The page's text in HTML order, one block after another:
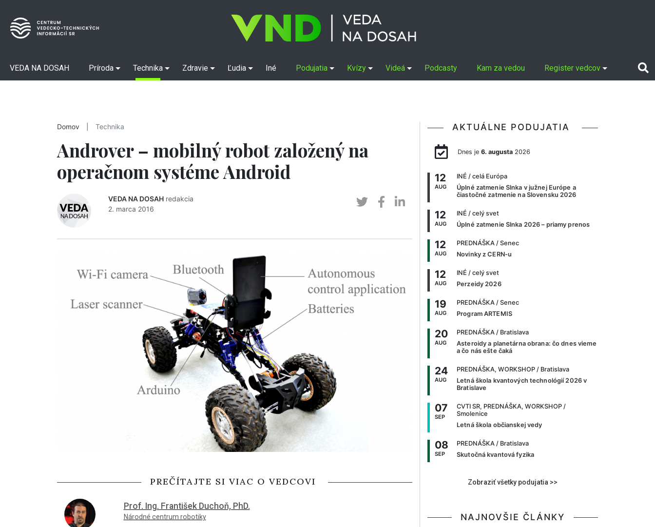
VEDA NA DOSAH Príroda Technika Zdravie Ľudia Iné Podujatia Kvízy Videá Podcasty Kam za vedou Register vedcov
Domov Technika
Androver – mobilný robot založený na
operačnom systéme Android
VEDA NA DOSAH redakcia
2. marca 2016
PREČÍTAJTE SI VIAC O VEDCOVI
Prof. Ing. František Duchoň, PhD.
Národné centrum robotiky
AKTUÁLNE PODUJATIA
Dnes je 6. augusta2026
12
AUG
INÉ / celá Európa
Úplné zatmenie Slnka v južnej Európe a
čiastočné zatmenie na Slovensku 2026
12
AUG
INÉ / celý svet
Úplné zatmenie Slnka 2026 – priamy prenos
12
AUG
PREDNÁŠKA / Senec
Novinky z CERN-u
12
AUG
INÉ / celý svet
Perzeidy 2026
19
AUG
PREDNÁŠKA / Senec
Program ARTEMIS
20
AUG
PREDNÁŠKA / Bratislava
Asteroidy a planetárna obrana: čo dnes vieme
a čo nás ešte čaká
24
AUG
PREDNÁŠKA, WORKSHOP / Bratislava
Letná škola kvantových technológií 2026 v
Bratislave
07
SEP
CVTI SR, PREDNÁŠKA, WORKSHOP /
Smolenice
Letná škola občianskej vedy
08
SEP
PREDNÁŠKA / Bratislava
Skutočná kvantová fyzika
Zobraziť všetky podujatia >>
NAJNOVŠIE ČLÁNKY